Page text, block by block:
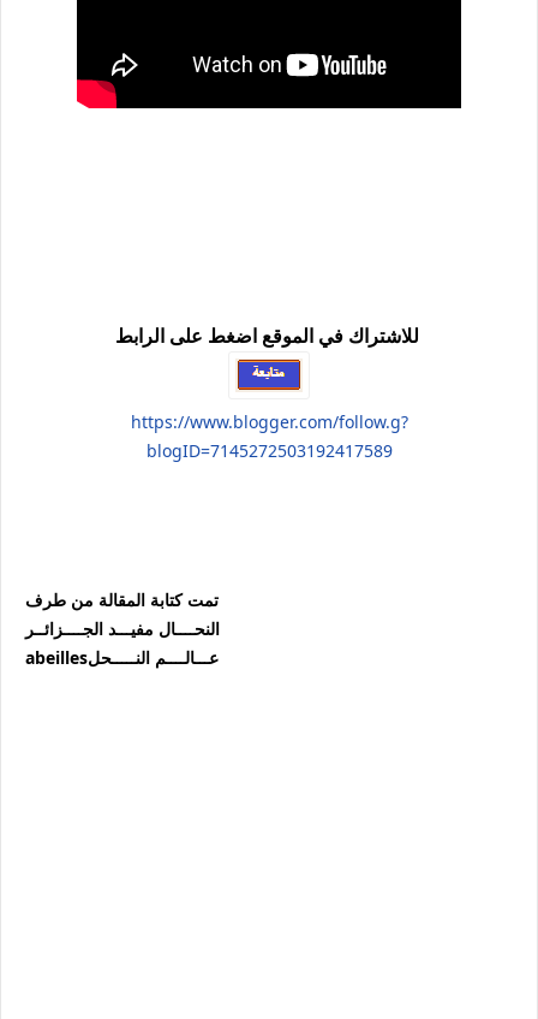
للاشتراك في الموقع اضغط على الرابط
https://www.blogger.com/follow.g?
blogID=7145272503192417589
تمت كتابة المقالة من طرف
النحــــال مفيـــد الجــــزائــر
عـــالــــم النـــــحلabeilles